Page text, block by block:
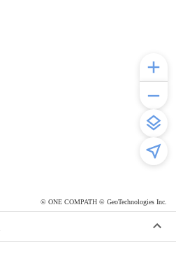
© ONE COMPATH © GeoTechnologies Inc.